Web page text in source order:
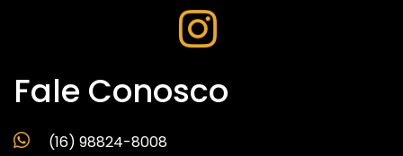
Fale Conosco
(16) 98824-8008